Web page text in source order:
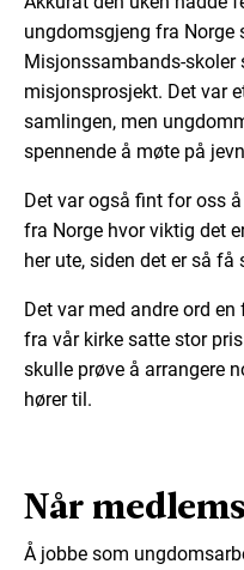
ungdomsgjeng fra Norge
Misjonssambands-
misjonsprosjekt. Det var
samlingen, men
spennende å møte på
Det var også fint for oss
fra Norge hvor viktig det
her ute, siden det er så få
Det var med andre ord
fra vår kirke satte stor
skulle prøve å arrangere
hører til.
Når
Å jobbe som